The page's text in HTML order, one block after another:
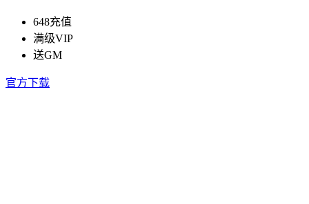
648充值
满级VIP
送GM
官方下载